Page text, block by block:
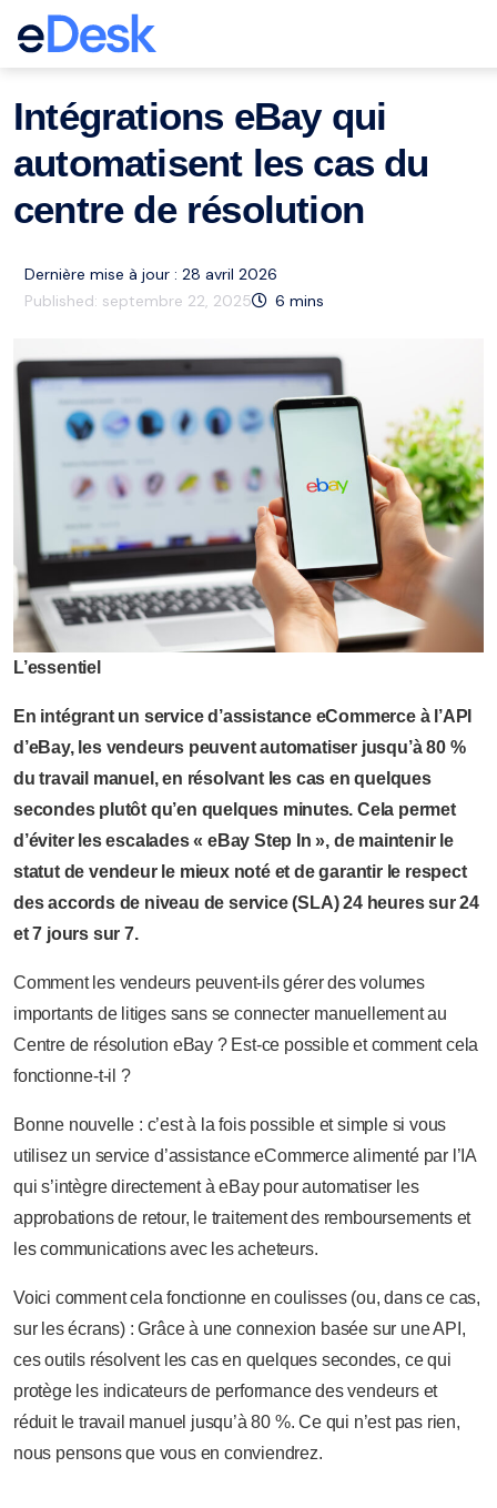
eCommerce Support Central
Intégrations eBay qui
automatisent les cas du
centre de résolution
Dernière mise à jour : 28 avril 2026
Published: septembre 22, 2025 6 mins
L’essentiel
En intégrant un service d’assistance eCommerce à l’API
d’eBay, les vendeurs peuvent automatiser jusqu’à 80 %
du travail manuel, en résolvant les cas en quelques
secondes plutôt qu’en quelques minutes. Cela permet
d’éviter les escalades « eBay Step In », de maintenir le
statut de vendeur le mieux noté et de garantir le respect
des accords de niveau de service (SLA) 24 heures sur 24
et 7 jours sur 7.
Comment les vendeurs peuvent-ils gérer des volumes
importants de litiges sans se connecter manuellement au
Centre de résolution eBay ? Est-ce possible et comment cela
fonctionne-t-il ?
Bonne nouvelle : c’est à la fois possible et simple si vous
utilisez un service d’assistance eCommerce alimenté par l’IA
qui s’intègre directement à eBay pour automatiser les
approbations de retour, le traitement des remboursements et
les communications avec les acheteurs.
Voici comment cela fonctionne en coulisses (ou, dans ce cas,
sur les écrans) : Grâce à une connexion basée sur une API,
ces outils résolvent les cas en quelques secondes, ce qui
protège les indicateurs de performance des vendeurs et
réduit le travail manuel jusqu’à 80 %. Ce qui n’est pas rien,
nous pensons que vous en conviendrez.